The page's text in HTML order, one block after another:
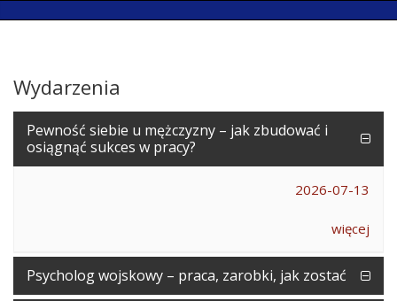
Wydarzenia
Pewność siebie u mężczyzny – jak zbudować i
osiągnąć sukces w pracy?
2026-07-13
więcej
Psycholog wojskowy – praca, zarobki, jak zostać